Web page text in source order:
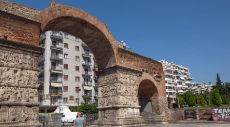
Niezbędne
Ciasteczka, bez
których serwis